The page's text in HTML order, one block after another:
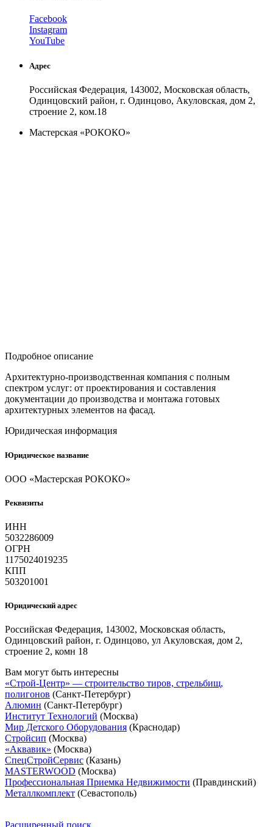
Facebook
Instagram
YouTube
Адрес
Российская Федерация, 143002, Московская область,
Одинцовский район, г. Одинцово, Акуловская, дом 2,
строение 2, ком.18
Мастерская «РОКОКО»
Подробное описание
Архитектурно-производственная компания с полным
спектром услуг: от проектирования и составления
документации до производства и монтажа готовых
архитектурных элементов на фасад.
Юридическая информация
Юридическое название
ООО «Мастерская РОКОКО»
Реквизиты
ИНН
5032286009
ОГРН
1175024019235
КПП
503201001
Юридический адрес
Российская Федерация, 143002, Московская область,
Одинцовский район, г. Одинцово, ул Акуловская, дом 2,
строение 2, комн 18
Вам могут быть интересны
«Строй-Центр» — строительство тиров, стрельбищ,
полигонов (Санкт-Петербург)
Алюмин (Санкт-Петербург)
Институт Технологий (Москва)
Мир Детского Оборудования (Краснодар)
Стройсип (Москва)
«Аквавик» (Москва)
СпецСтройСервис (Казань)
MASTERWOOD (Москва)
Профессиональная Приемка Недвижимости (Правдинский)
Металлкомплект (Севастополь)